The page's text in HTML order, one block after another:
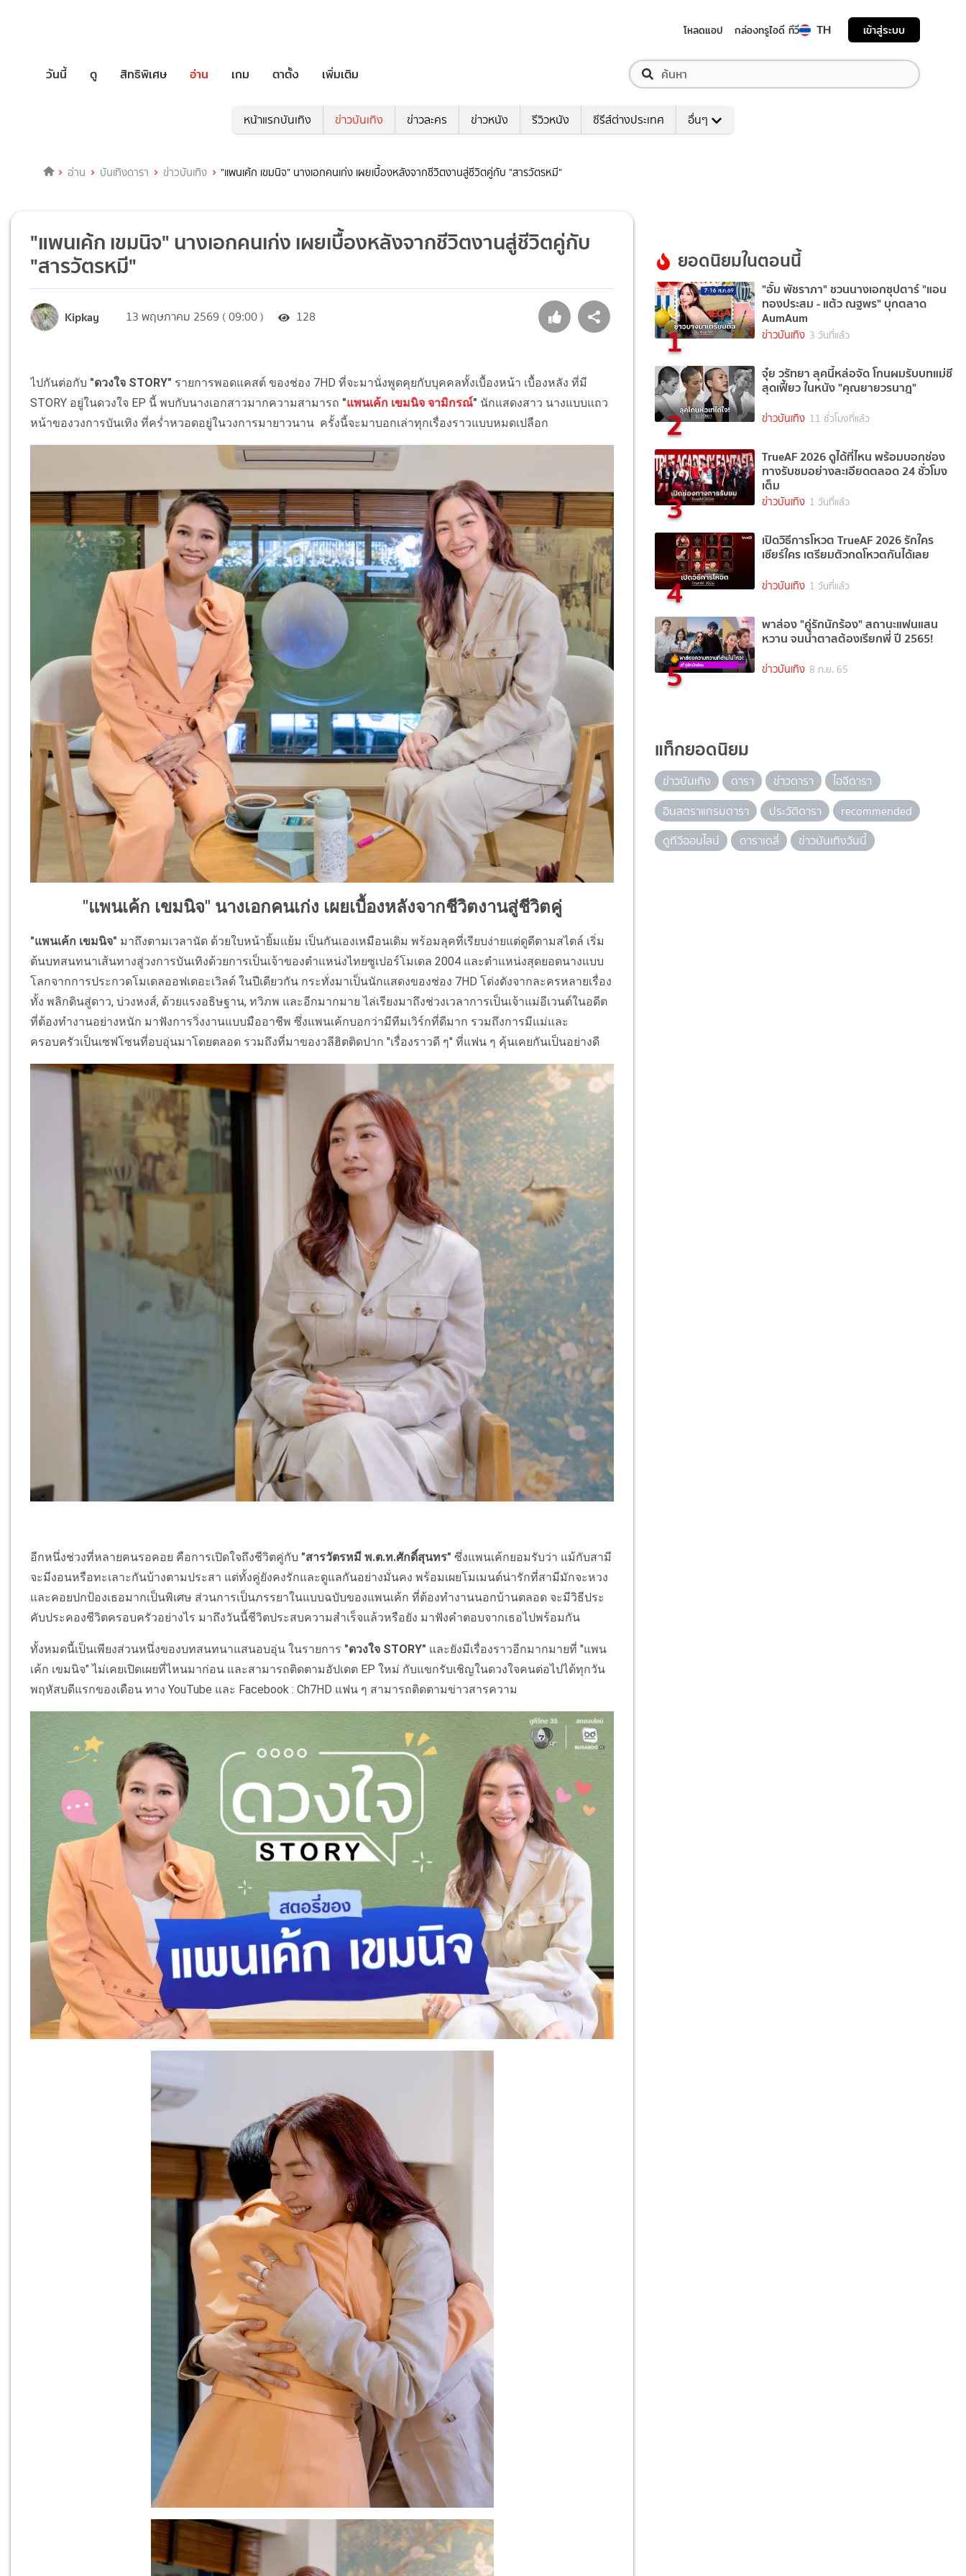
โหลดแอป กล่องทรูไอดี ทีวี TH เข้าสู่ระบบ
วันนี้ ดู สิทธิพิเศษ อ่าน เกม ตาตั้ง เพิ่มเติม
หน้าแรกบันเทิง ข่าวบันเทิง ข่าวละคร ข่าวหนัง รีวิวหนัง ซีรีส์ต่างประเทศ อื่นๆ
อ่าน บันเทิงดารา ข่าวบันเทิง "แพนเค้ก เขมนิจ" นางเอกคนเก่ง เผยเบื้องหลังจากชีวิตงานสู่ชีวิตคู่กับ "สารวัตรหมี"
"แพนเค้ก เขมนิจ" นางเอกคนเก่ง เผยเบื้องหลังจากชีวิตงานสู่ชีวิตคู่กับ
"สารวัตรหมี"
Kipkay 13 พฤษภาคม 2569 ( 09:00 ) 128
ไปกันต่อกับ "ดวงใจ STORY" รายการพอดแคสต์ ของช่อง 7HD ที่จะมานั่งพูดคุยกับบุคคลทั้งเบื้องหน้า เบื้องหลัง ที่มี
STORY อยู่ในดวงใจ EP นี้ พบกับนางเอกสาวมากความสามารถ "แพนเค้ก เขมนิจ จามิกรณ์" นักแสดงสาว นางแบบแถว
หน้าของวงการบันเทิง ที่คร่ำหวอดอยู่ในวงการมายาวนาน ครั้งนี้จะมาบอกเล่าทุกเรื่องราวแบบหมดเปลือก
"แพนเค้ก เขมนิจ" นางเอกคนเก่ง เผยเบื้องหลังจากชีวิตงานสู่ชีวิตคู่
"แพนเค้ก เขมนิจ" มาถึงตามเวลานัด ด้วยใบหน้ายิ้มแย้ม เป็นกันเองเหมือนเดิม พร้อมลุคที่เรียบง่ายแต่ดูดีตามสไตล์ เริ่ม
ต้นบทสนทนาเส้นทางสู่วงการบันเทิงด้วยการเป็นเจ้าของตำแหน่งไทยซูเปอร์โมเดล 2004 และตำแหน่งสุดยอดนางแบบ
โลกจากการประกวดโมเดลออฟเดอะเวิลด์ ในปีเดียวกัน กระทั่งมาเป็นนักแสดงของช่อง 7HD โด่งดังจากละครหลายเรื่อง
ทั้ง พลิกดินสู่ดาว, บ่วงหงส์, ด้วยแรงอธิษฐาน, ทวิภพ และอีกมากมาย ไล่เรียงมาถึงช่วงเวลาการเป็นเจ้าแม่อีเวนต์ในอดีต
ที่ต้องทำงานอย่างหนัก มาฟังการวิ่งงานแบบมืออาชีพ ซึ่งแพนเค้กบอกว่ามีทีมเวิร์กที่ดีมาก รวมถึงการมีแม่และ
ครอบครัวเป็นเซฟโซนที่อบอุ่นมาโดยตลอด รวมถึงที่มาของวลีฮิตติดปาก "เรื่องราวดี ๆ" ที่แฟน ๆ คุ้นเคยกันเป็นอย่างดี
อีกหนึ่งช่วงที่หลายคนรอคอย คือการเปิดใจถึงชีวิตคู่กับ "สารวัตรหมี พ.ต.ท.ศักดิ์สุนทร"ซึ่งแพนเค้กยอมรับว่า แม้กับสามี
จะมีงอนหรือทะเลาะกันบ้างตามประสา แต่ทั้งคู่ยังคงรักและดูแลกันอย่างมั่นคง พร้อมเผยโมเมนต์น่ารักที่สามีมักจะหวง
และคอยปกป้องเธอมากเป็นพิเศษ ส่วนการเป็นภรรยาในแบบฉบับของแพนเค้ก ที่ต้องทำงานนอกบ้านตลอด จะมีวิธีประ
คับประคองชีวิตครอบครัวอย่างไร มาถึงวันนี้ชีวิตประสบความสำเร็จแล้วหรือยัง มาฟังคำตอบจากเธอไปพร้อมกัน
ทั้งหมดนี้เป็นเพียงส่วนหนึ่งของบทสนทนาแสนอบอุ่น ในรายการ "ดวงใจ STORY" และยังมีเรื่องราวอีกมากมายที่ "แพน
เค้ก เขมนิจ" ไม่เคยเปิดเผยที่ไหนมาก่อน และสามารถติดตามอัปเดต EP ใหม่ กับแขกรับเชิญในดวงใจคนต่อไปได้ทุกวัน
พฤหัสบดีแรกของเดือน ทาง YouTube และ Facebook : Ch7HD แฟน ๆ สามารถติดตามข่าวสารความ
ยอดนิยมในตอนนี้
1
"อั้ม พัชราภา" ชวนนางเอกซุปตาร์ "แอน
ทองประสม - แต้ว ณฐพร" บุกตลาด
AumAum
ข่าวบันเทิง 3 วันที่แล้ว
2
จุ๋ย วรัทยา ลุคนี้หล่อจัด โกนผมรับบทแม่ชี
สุดเฟี้ยว ในหนัง "คุณยายวรนาฎ"
ข่าวบันเทิง 11 ชั่วโมงที่แล้ว
3
TrueAF 2026 ดูได้ที่ไหน พร้อมบอกช่อง
ทางรับชมอย่างละเอียดตลอด 24 ชั่วโมง
เต็ม
ข่าวบันเทิง 1 วันที่แล้ว
4
เปิดวิธีการโหวต TrueAF 2026 รักใคร
เชียร์ใคร เตรียมตัวกดโหวตกันได้เลย
ข่าวบันเทิง 1 วันที่แล้ว
5
พาส่อง "คู่รักนักร้อง" สถานะแฟนแสน
หวาน จนน้ำตาลต้องเรียกพี่ ปี 2565!
ข่าวบันเทิง 8 ก.ย. 65
แท็กยอดนิยม
ข่าวบันเทิง ดารา ข่าวดารา
ไอจีดารา
อินสตราแกรมดารา
ประวัติดารา
recommended
ดูทีวีออนไลน์
ดาราเดลี่ ข่าวบันเทิงวันนี้